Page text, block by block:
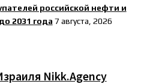
российской нефти и
2031 года 7 августа, 2026
Nikk.Agency